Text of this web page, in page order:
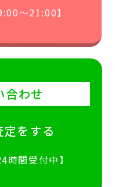
〜21:00】
合わせ
定をする
間受付中】